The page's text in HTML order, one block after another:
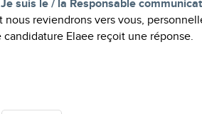
Je suis le / la Responsable
nous reviendrons vers vous,
Elaee reçoit une réponse.